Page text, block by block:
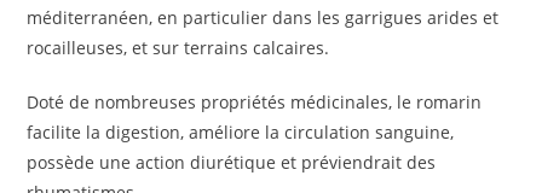
méditerranéen, en particulier dans les garrigues arides et
rocailleuses, et sur terrains calcaires.
Doté de nombreuses propriétés médicinales, le romarin
facilite la digestion, améliore la circulation sanguine,
possède une action diurétique et préviendrait des